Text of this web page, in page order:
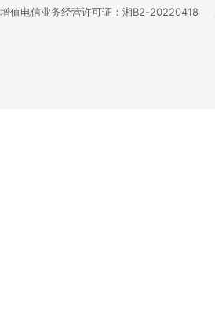
增值电信业务经营许可证：湘B2-20220418